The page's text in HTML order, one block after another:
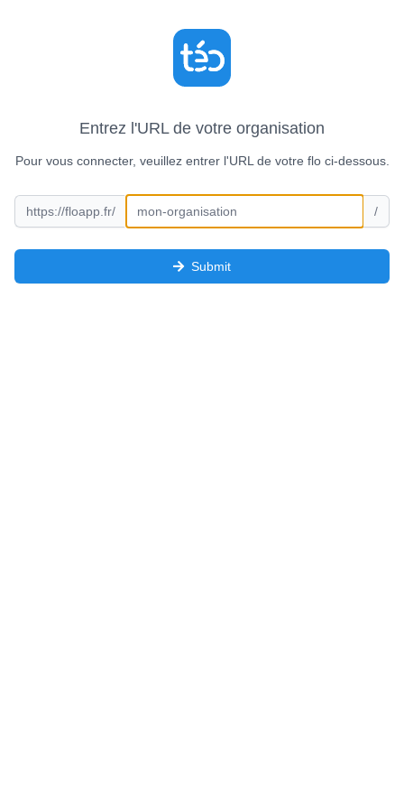
téo
Entrez l'URL de votre organisation
Pour vous connecter, veuillez entrer l'URL de votre flo ci-dessous.
https://floapp.fr/ /
Submit